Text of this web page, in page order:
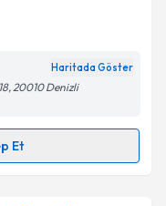
Haritada Göster
20010 Denizli
Et